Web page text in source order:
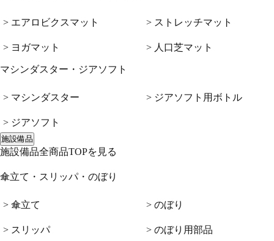
> エアロビクスマット
> ヨガマット
> ストレッチマット
> 人口芝マット
マシンダスター・ジアソフト
> マシンダスター
> ジアソフト
> ジアソフト用ボトル
施設備品
施設備品全商品TOPを見る
傘立て・スリッパ・のぼり
> 傘立て
> スリッパ
> のぼり
> のぼり用部品